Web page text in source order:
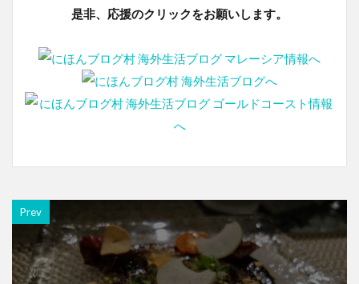
是非、応援のクリックをお願いします。
Prev